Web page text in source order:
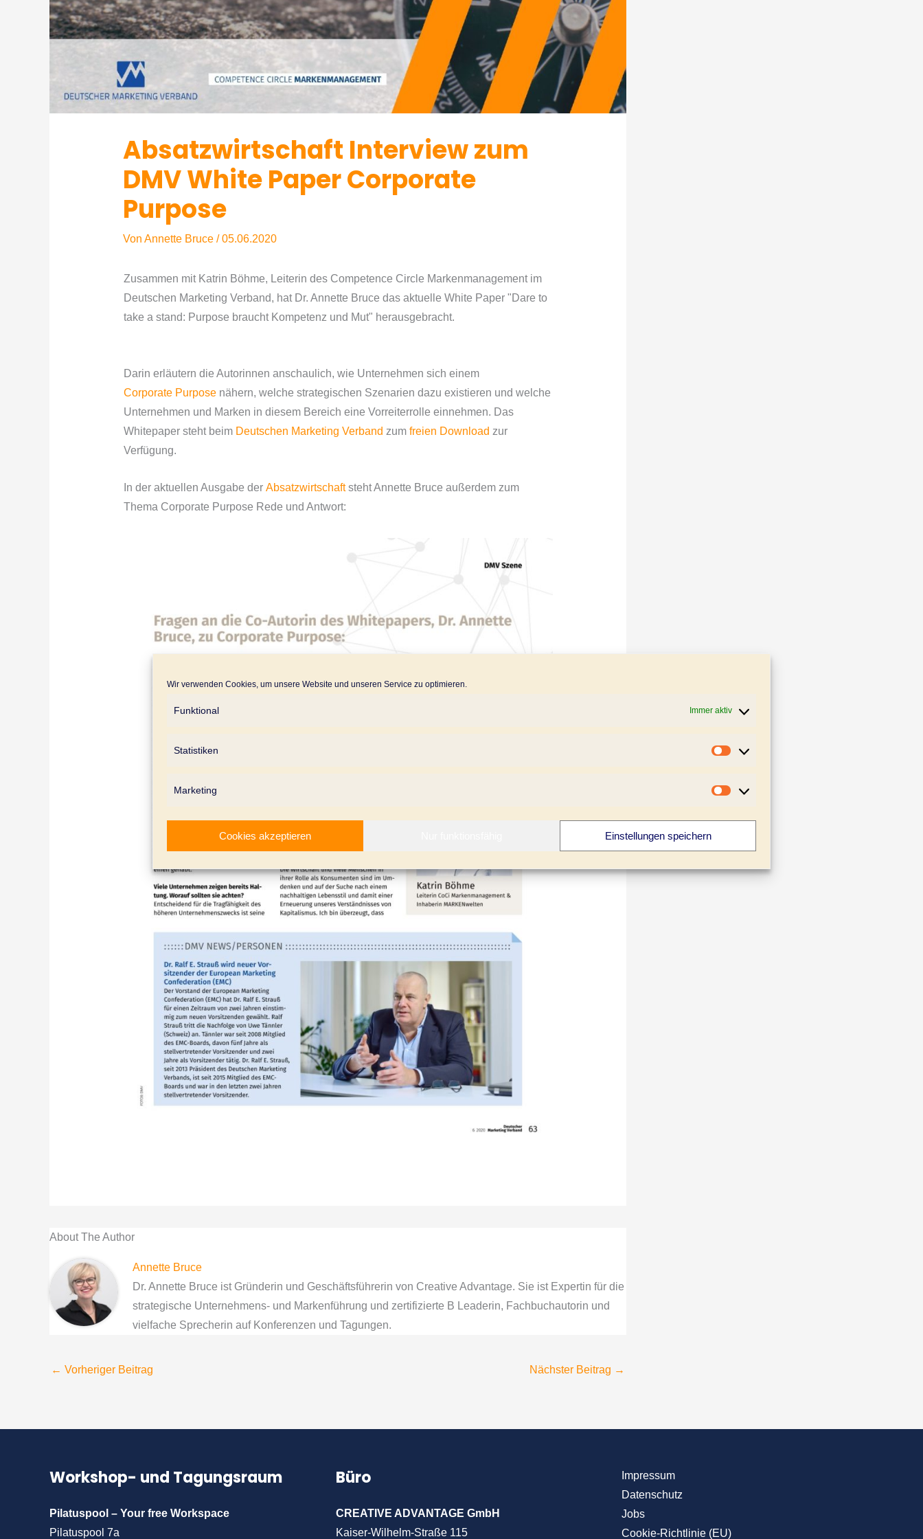
Wir verwenden Cookies, um unsere Website und unseren Service zu optimieren.
Funktional Immer aktiv
Statistiken
Statistiken
Marketing
Marketing
Cookies akzeptieren Einstellungen speichern
Absatzwirtschaft Interview zum
DMV White Paper Corporate
Purpose
Von Annette Bruce /05.06.2020
​Zusammen mit Katrin Böhme, Leiterin des Competence Circle Markenmanagement im
Deutschen Marketing Verband, hat Dr. Annette Bruce das aktuelle White Paper "Dare to
take a stand: Purpose braucht Kompetenz und Mut" herausgebracht.
Darin erläutern die Autorinnen anschaulich, wie Unternehmen sich einem
Corporate Purposenähern, welche strategischen Szenarien dazu existieren und welche
Unternehmen und Marken in diesem Bereich eine Vorreiterrolle einnehmen​. Das
Whitepaper steht ​beim Deutschen Marketing Verband zum freien Download zur
Verfügung.
​In der aktuellen Ausgabe der Absatzwirtschaftsteht Annette Bruce außerdem zum
Thema Corporate Purpose Rede und Antwort:
About The Author
Annette Bruce
Dr. Annette Bruce ist Gründerin und Geschäftsführerin von Creative Advantage. Sie ist Expertin für die
strategische Unternehmens- und Markenführung und zertifizierte B Leaderin, Fachbuchautorin und
vielfache Sprecherin auf Konferenzen und Tagungen.
← Vorheriger Beitrag Nächster Beitrag →
Workshop- und Tagungsraum
Pilatuspool – Your free Workspace
Pilatuspool 7a
Büro
CREATIVE ADVANTAGE GmbH
Kaiser-Wilhelm-Straße 115
Impressum
Datenschutz
Jobs
Cookie-Richtlinie (EU)